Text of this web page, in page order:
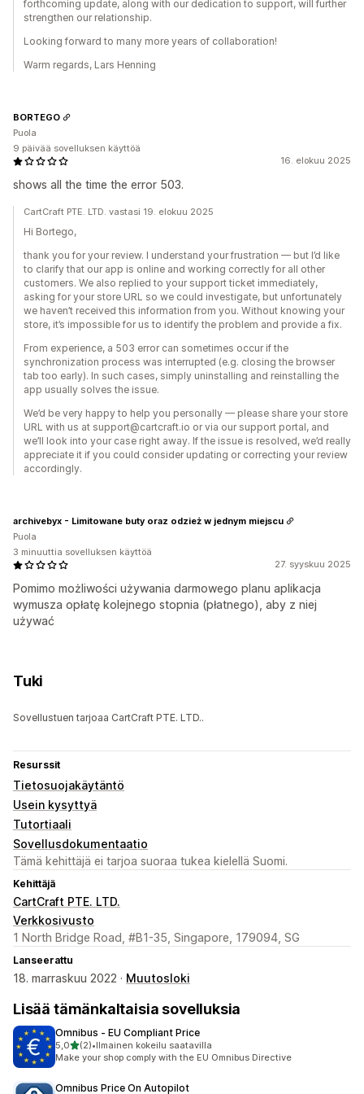
forthcoming update, along with our dedication to support, will further
strengthen our relationship.
Looking forward to many more years of collaboration!
Warm regards, Lars Henning
16. elokuu 2025
shows all the time the error 503.
BORTEGO
Puola
9 päivää sovelluksen käyttöä
CartCraft PTE. LTD. vastasi 19. elokuu 2025
Hi Bortego,
thank you for your review. I understand your frustration — but I’d like
to clarify that our app is online and working correctly for all other
customers. We also replied to your support ticket immediately,
asking for your store URL so we could investigate, but unfortunately
we haven’t received this information from you. Without knowing your
store, it’s impossible for us to identify the problem and provide a fix.
From experience, a 503 error can sometimes occur if the
synchronization process was interrupted (e.g. closing the browser
tab too early). In such cases, simply uninstalling and reinstalling the
app usually solves the issue.
We’d be very happy to help you personally — please share your store
URL with us at support@cartcraft.io or via our support portal, and
we’ll look into your case right away. If the issue is resolved, we’d really
appreciate it if you could consider updating or correcting your review
accordingly.
27. syyskuu 2025
Pomimo możliwości używania darmowego planu aplikacja
wymusza opłatę kolejnego stopnia (płatnego), aby z niej
używać
archivebyx - Limitowane buty oraz odzież w jednym miejscu
Puola
3 minuuttia sovelluksen käyttöä
Tuki
Sovellustuen tarjoaa CartCraft PTE. LTD..
Resurssit
Tietosuojakäytäntö
Usein kysyttyä
Tutortiaali
Sovellusdokumentaatio
Tämä kehittäjä ei tarjoa suoraa tukea kielellä Suomi.
Kehittäjä
CartCraft PTE. LTD.
Verkkosivusto
1 North Bridge Road, #B1-35, Singapore, 179094, SG
Lanseerattu
18. marraskuu 2022 · Muutosloki
Lisää tämänkaltaisia sovelluksia
Omnibus ‑ EU Compliant Price
5,0/ 5 tähteä
(2)
2 arvostelua yhteensä
•Ilmainen kokeilu saatavilla
Make your shop comply with the EU Omnibus Directive
Omnibus Price On Autopilot